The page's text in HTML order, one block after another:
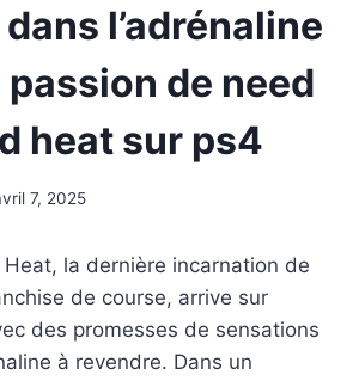
l’adrénaline
passion de need
heat sur ps4
7, 2025
la dernière incarnation de
de course, arrive sur
des promesses de sensations
à revendre. Dans un